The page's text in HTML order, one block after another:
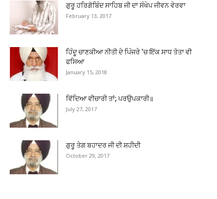
ਗੁਰੂ ਹਰਿਗੋਬਿੰਦ ਸਾਹਿਬ ਜੀ ਦਾ ਸੰਖੇਪ ਜੀਵਨ ਵੇਰਵਾ
February 13, 2017
ਹਿੰਦੂ ਚਾਣਕੀਆ ਨੀਤੀ ਦੇ ਪਿੰਜਰੇ ‘ਚ ਇੱਕ ਸਾਧ ਤੋਤਾ ਵੀ
ਫਸਿਆ
January 15, 2018
ਵਿੱਦਿਆ ਵੀਚਾਰੀ ਤਾਂ; ਪਰਉਪਕਾਰੀ॥
July 27, 2017
ਗੁਰੂ ਤੇਗ ਬਹਾਦਰ ਜੀ ਦੀ ਸ਼ਹੀਦੀ
October 29, 2017